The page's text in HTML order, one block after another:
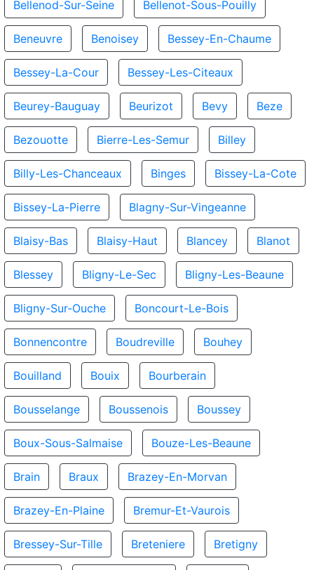
Bellenod-Sur-Seine Bellenot-Sous-Pouilly
Beneuvre Benoisey Bessey-En-Chaume
Bessey-La-Cour Bessey-Les-Citeaux
Beurey-Bauguay Beurizot Bevy Beze
Bezouotte Bierre-Les-Semur Billey
Billy-Les-Chanceaux Binges Bissey-La-Cote
Bissey-La-Pierre Blagny-Sur-Vingeanne
Blaisy-Bas Blaisy-Haut Blancey Blanot
Blessey Bligny-Le-Sec Bligny-Les-Beaune
Bligny-Sur-Ouche Boncourt-Le-Bois
Bonnencontre Boudreville Bouhey
Bouilland Bouix Bourberain
Bousselange Boussenois Boussey
Boux-Sous-Salmaise Bouze-Les-Beaune
Brain Braux Brazey-En-Morvan
Brazey-En-Plaine Bremur-Et-Vaurois
Bressey-Sur-Tille Breteniere Bretigny